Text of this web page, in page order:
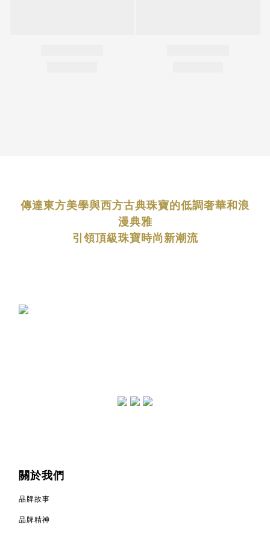
傳達東方美學與西方古典珠寶的低調奢華和浪
漫典雅
引領頂級珠寶時尚新潮流
關於我們
品牌故事
品牌精神